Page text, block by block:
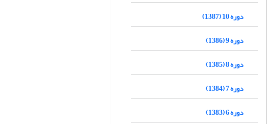
دوره 10 (1387)
دوره 9 (1386)
دوره 8 (1385)
دوره 7 (1384)
دوره 6 (1383)